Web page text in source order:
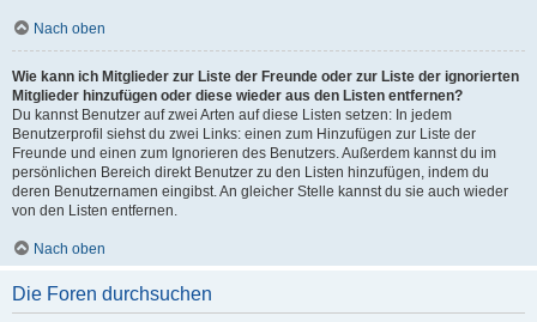
Nach oben
Wie kann ich Mitglieder zur Liste der Freunde oder zur Liste der ignorierten
Mitglieder hinzufügen oder diese wieder aus den Listen entfernen?
Du kannst Benutzer auf zwei Arten auf diese Listen setzen: In jedem
Benutzerprofil siehst du zwei Links: einen zum Hinzufügen zur Liste der
Freunde und einen zum Ignorieren des Benutzers. Außerdem kannst du im
persönlichen Bereich direkt Benutzer zu den Listen hinzufügen, indem du
deren Benutzernamen eingibst. An gleicher Stelle kannst du sie auch wieder
von den Listen entfernen.
Nach oben
Die Foren durchsuchen